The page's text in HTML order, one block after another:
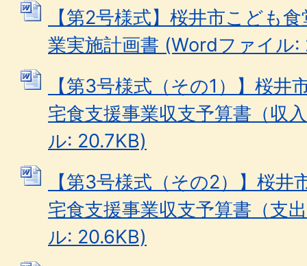
【第2号様式】桜井市こども
業実施計画書 (Wordファイル:
【第3号様式（その1）】桜井
宅食支援事業収支予算書（収
ル: 20.7KB)
【第3号様式（その2）】桜
宅食支援事業収支予算書（支
ル: 20.6KB)